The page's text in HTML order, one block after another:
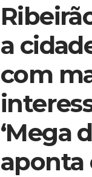
a
com
‘Mega
aponta